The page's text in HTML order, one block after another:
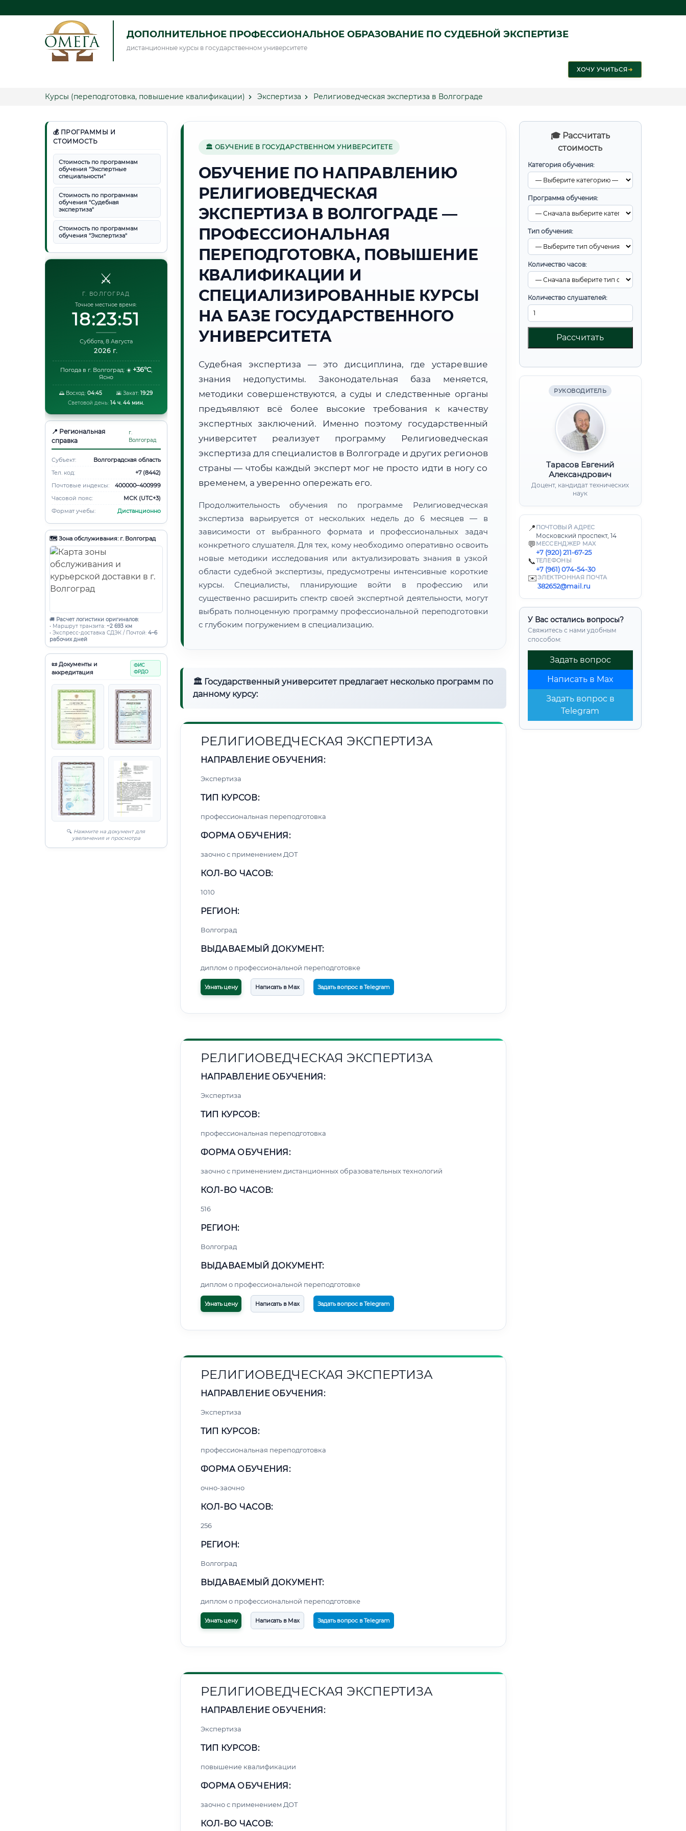
ДОПОЛНИТЕЛЬНОЕ ПРОФЕССИОНАЛЬНОЕ ОБРАЗОВАНИЕ ПО СУДЕБНОЙ ЭКСПЕРТИЗЕ
дистанционные курсы в государственном университете
ХОЧУ УЧИТЬСЯ➜
Курсы (переподготовка, повышение квалификации) Экспертиза Религиоведческая экспертиза в Волгограде
💰 ПРОГРАММЫ И
СТОИМОСТЬ
Стоимость по программам
обучения "Экспертные
специальности"
Стоимость по программам
обучения "Судебная
экспертиза"
Стоимость по программам
обучения "Экспертиза"
⚔️
Г. ВОЛГОГРАД
Точное местное время:
18:23:52
Суббота, 8 Августа
2026 г.
Погода в г. Волгоград: ☀️ +36°C,
Ясно
🌅 Восход:04:45 🌇 Закат: 19:29
Световой день: 14 ч. 44 мин.
📍 Региональная
справка
г.
Волгоград
Субъект:
Волгоградская область
Тел. код:
+7 (8442)
Почтовые индексы:
400000–400999
Часовой пояс:
МСК (UTC+3)
Формат учебы:
Дистанционно
🗺️ Зона обслуживания: г. Волгоград
🚚 Расчет логистики оригиналов:
• Маршрут транзита: ~2 693 км
• Экспресс-доставка СДЭК / Почтой: 4–6
рабочих дней
📜 Документы и
аккредитация
ФИС
ФРДО
🔍 Нажмите на документ для
увеличения и просмотра
🎓 Рассчитать
стоимость
Категория обучения:
Программа обучения:
Тип обучения:
Количество часов:
Количество слушателей:
Рассчитать
РУКОВОДИТЕЛЬ
Тарасов Евгений
Александрович
Доцент, кандидат технических
наук
📍 ПОЧТОВЫЙ АДРЕС
Московский проспект, 14
💬 МЕССЕНДЖЕР MAX
+7 (920) 211-67-25
📞ТЕЛЕФОНЫ
+7 (961) 074-54-30
✉️ЭЛЕКТРОННАЯ ПОЧТА
382652@mail.ru
У Вас остались вопросы?
Свяжитесь с нами удобным
способом:
Задать вопрос
Написать в Max
Задать вопрос в
Telegram
🏛 ОБУЧЕНИЕ В ГОСУДАРСТВЕННОМ УНИВЕРСИТЕТЕ
ОБУЧЕНИЕ ПО НАПРАВЛЕНИЮ
РЕЛИГИОВЕДЧЕСКАЯ
ЭКСПЕРТИЗА В ВОЛГОГРАДЕ —
ПРОФЕССИОНАЛЬНАЯ
ПЕРЕПОДГОТОВКА, ПОВЫШЕНИЕ
КВАЛИФИКАЦИИ И
СПЕЦИАЛИЗИРОВАННЫЕ КУРСЫ
НА БАЗЕ ГОСУДАРСТВЕННОГО
УНИВЕРСИТЕТА
Судебная экспертиза — это дисциплина, где устаревшие
знания недопустимы. Законодательная база меняется,
методики совершенствуются, а суды и следственные органы
предъявляют всё более высокие требования к качеству
экспертных заключений. Именно поэтому государственный
университет реализует программу Религиоведческая
экспертиза для специалистов в Волгограде и других регионов
страны — чтобы каждый эксперт мог не просто идти в ногу со
временем, а уверенно опережать его.
Продолжительность обучения по программе Религиоведческая
экспертиза варьируется от нескольких недель до 6 месяцев — в
зависимости от выбранного формата и профессиональных задач
конкретного слушателя. Для тех, кому необходимо оперативно освоить
новые методики исследования или актуализировать знания в узкой
области судебной экспертизы, предусмотрены интенсивные короткие
курсы. Специалисты, планирующие войти в профессию или
существенно расширить спектр своей экспертной деятельности, могут
выбрать полноценную программу профессиональной переподготовки
с глубоким погружением в специализацию.
🏛 Государственный университет предлагает несколько программ по
данному курсу:
РЕЛИГИОВЕДЧЕСКАЯ ЭКСПЕРТИЗА
НАПРАВЛЕНИЕ ОБУЧЕНИЯ:
Экспертиза
ТИП КУРСОВ:
профессиональная переподготовка
ФОРМА ОБУЧЕНИЯ:
заочно с применением ДОТ
КОЛ-ВО ЧАСОВ:
1010
РЕГИОН:
Волгоград
ВЫДАВАЕМЫЙ ДОКУМЕНТ:
диплом о профессиональной переподготовке
Узнать цену Написать в Max Задать вопрос в Telegram
РЕЛИГИОВЕДЧЕСКАЯ ЭКСПЕРТИЗА
НАПРАВЛЕНИЕ ОБУЧЕНИЯ:
Экспертиза
ТИП КУРСОВ:
профессиональная переподготовка
ФОРМА ОБУЧЕНИЯ:
заочно с применением дистанционных образовательных технологий
КОЛ-ВО ЧАСОВ:
516
РЕГИОН:
Волгоград
ВЫДАВАЕМЫЙ ДОКУМЕНТ:
диплом о профессиональной переподготовке
Узнать цену Написать в Max Задать вопрос в Telegram
РЕЛИГИОВЕДЧЕСКАЯ ЭКСПЕРТИЗА
НАПРАВЛЕНИЕ ОБУЧЕНИЯ:
Экспертиза
ТИП КУРСОВ:
профессиональная переподготовка
ФОРМА ОБУЧЕНИЯ:
очно-заочно
КОЛ-ВО ЧАСОВ:
256
РЕГИОН:
Волгоград
ВЫДАВАЕМЫЙ ДОКУМЕНТ:
диплом о профессиональной переподготовке
Узнать цену Написать в Max Задать вопрос в Telegram
РЕЛИГИОВЕДЧЕСКАЯ ЭКСПЕРТИЗА
НАПРАВЛЕНИЕ ОБУЧЕНИЯ:
Экспертиза
ТИП КУРСОВ:
повышение квалификации
ФОРМА ОБУЧЕНИЯ:
заочно с применением ДОТ
КОЛ-ВО ЧАСОВ: